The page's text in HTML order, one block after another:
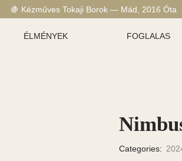
🍇 Kézműves Tokaji Borok — Mád, 2016 Óta
ÉLMÉNYEK FOGLALAS
Categories: